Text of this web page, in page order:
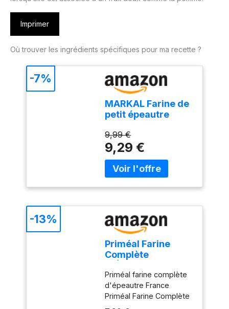
Imprimer
Où trouver les ingrédients spécifiques pour ma recette ?
MARKAL Farine de
petit épeautre
-
9,99 €
9,29 €
-7%
Priméal Farine
Complète
France- Bio- 1 kg
Priméal farine complète
d'épeautre France
Priméal Farine Complète
d'Épeautre France 1 kg
-13%